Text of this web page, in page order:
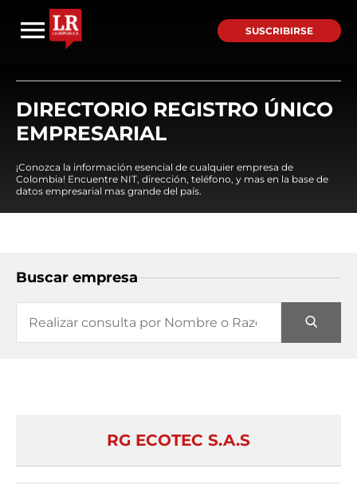
SUSCRIBIRSE
DIRECTORIO REGISTRO ÚNICO
EMPRESARIAL
¡Conozca la información esencial de cualquier empresa de
Colombia! Encuentre NIT, dirección, teléfono, y mas en la base de
datos empresarial mas grande del país.
Buscar empresa
RG ECOTEC S.A.S